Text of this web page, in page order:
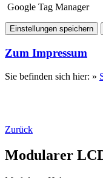
Google Tag Manager
Einstellungen speichern
Zum Impressum
Sie befinden sich hier: »
Zurück
Modularer